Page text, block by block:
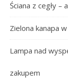
Ściana z cegły –
Zielona kanapa
Lampa nad
zakupem